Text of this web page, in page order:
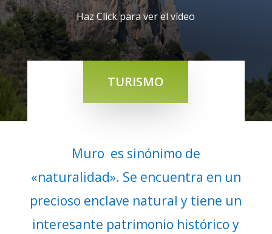
Haz Click para ver el vídeo
TURISMO
Muro es sinónimo de
«naturalidad». Se encuentra en un
precioso enclave natural y tiene un
interesante patrimonio histórico y